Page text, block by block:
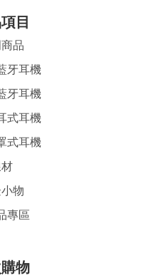
目
品
牙耳機
牙耳機
式耳機
式耳機
物
專區
物